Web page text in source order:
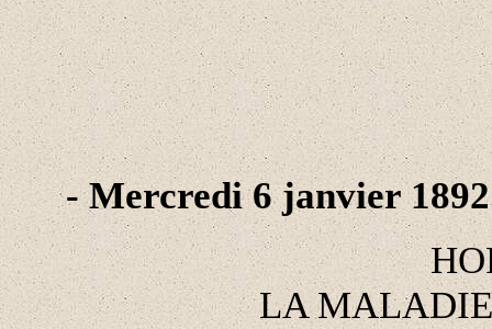
- Mercredi 6 janvier 1892
LA